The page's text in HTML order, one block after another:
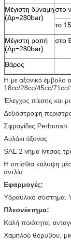
Μέγιστη δύναμη
(Δp=280bar)
στο ν
το
Μέγιστη ροπή
(Δp=280bar)
στο
Βάρος
Η με αξονικό έμβολο
18cc/28cc/45cc/71cc/
Έλεγχος πίεσης και
Δεξιόστροφη
Σφραγίδες Perbunan
Αυλάκι άξονας
SAE 2 νήμα ίντσας
Η οπίσθια κάλυψη
αντλία
Εφαρμογές:
Υδραυλικό σύστημα.
Πλεονέκτημα:
Καλή ποιότητα,
Χαμηλού θορύβου,